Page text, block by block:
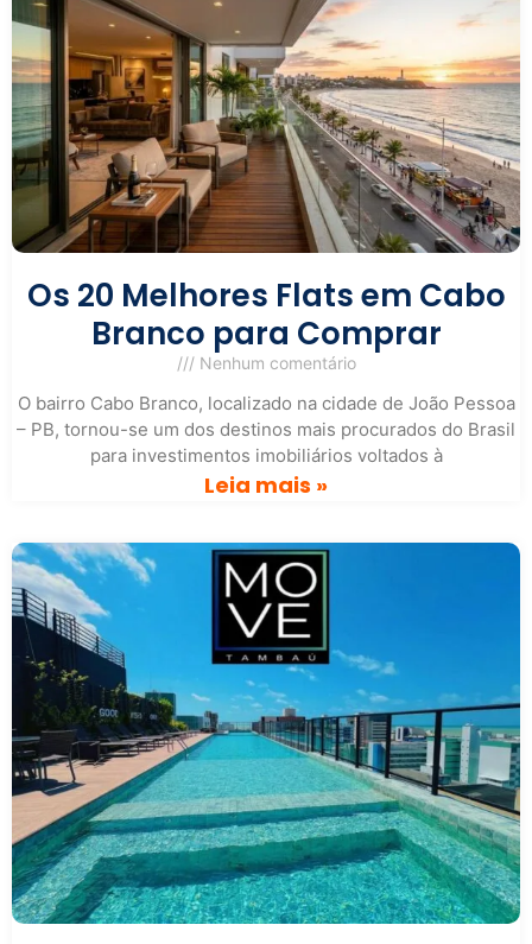
Os 20 Melhores Flats em Cabo
Branco para Comprar
Nenhum comentário
O bairro Cabo Branco, localizado na cidade de João Pessoa
– PB, tornou-se um dos destinos mais procurados do Brasil
para investimentos imobiliários voltados à
Leia mais »